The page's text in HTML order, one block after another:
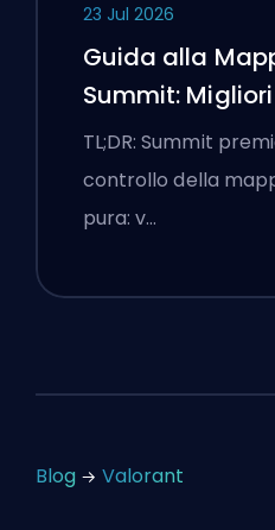
23 Jul 2026
Guida alla
Summit:
Chiamate e
TL;DR: Summit
controllo della
pura: v…
Blog Valorant